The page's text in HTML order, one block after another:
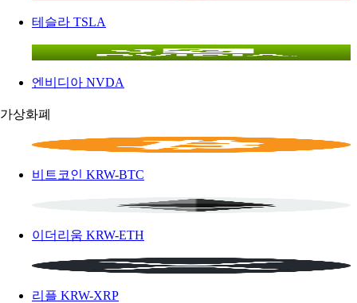
테슬라 TSLA
엔비디아 NVDA
가상화폐
비트코인 KRW-BTC
이더리움 KRW-ETH
리플 KRW-XRP